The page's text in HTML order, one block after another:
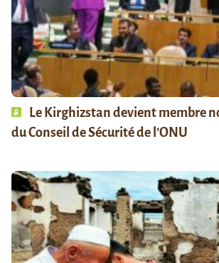
Le Kirghizstan devient membre
du Conseil de Sécurité de l’ONU